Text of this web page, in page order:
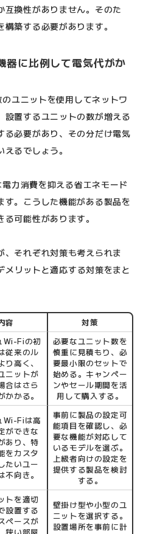
互換性がありません。そのた
築する必要があります。
器に比例して電気代がか
ユニットを使用してネットワ
設置するユニットの数が増える
る必要があり、その分だけ電気
るでしょう。
力消費を抑える省エネモード
。こうした機能がある製品を
可能性があります。
、それぞれ対策も考えられま
リットと適応する対策をまと
容 対策
Wi-Fiの初
従来のル
り高く、
ニットが
合はさら
かかる。
必要なユニット数を
慎重に見積もり、必
要最小限のセットで
始める。キャンペー
ンやセール期間を活
用して購入する。
Wi-Fiは高
ができな
あり、特
をカスタ
たいユー
不向き。
事前に製品の設定可
能項目を確認し、必
要な機能が対応して
いるモデルを選ぶ。
上級者向けの設定を
提供する製品を検討
する。
トを適切
設置する
ペースが
壁掛け型や小型のユ
ニットを選択する。
設置場所を事前に計